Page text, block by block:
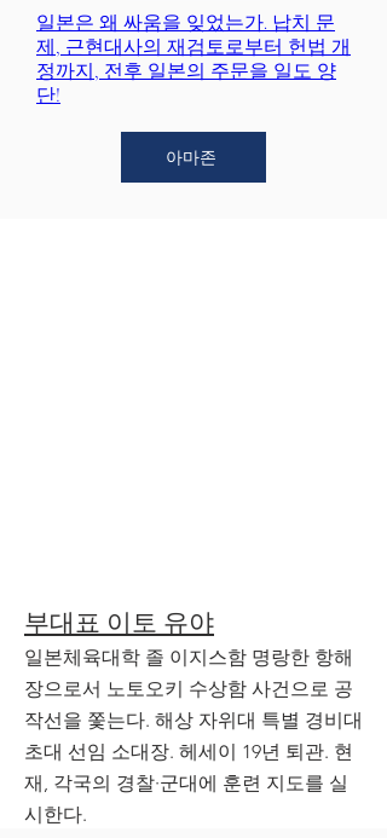
일본은 왜 싸움을 잊었는가. 납치 문
제, 근현대사의 재검토로부터 헌법 개
정까지, 전후 일본의 주문을 일도 양
단!
아마존
부대표 이토 유야
일본체육대학 졸 이지스함 명랑한 항해
장으로서 노토오키 수상함 사건으로 공
작선을 쫓는다. 해상 자위대 특별 경비대
초대 선임 소대장. 헤세이 19년 퇴관. 현
재, 각국의 경찰·군대에 훈련 지도를 실
시한다.